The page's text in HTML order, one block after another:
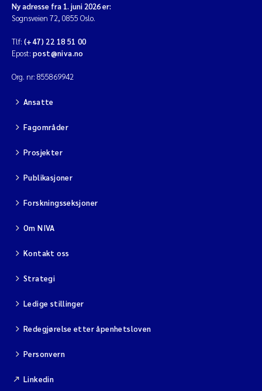
Ny adresse fra 1. juni 2026 er:
Sognsveien 72, 0855 Oslo.
Tlf: (+47) 22 18 51 00
Epost: post@niva.no
Org. nr: 855869942
Ansatte
Fagområder
Prosjekter
Publikasjoner
Forskningsseksjoner
Om NIVA
Kontakt oss
Strategi
Ledige stillinger
Redegjørelse etter åpenhetsloven
Personvern
Linkedin